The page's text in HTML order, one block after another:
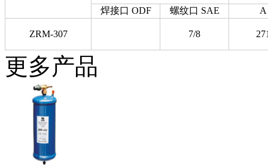
焊接口 ODF 螺纹口 SAE A
ZRM-307 7/8
更多产品